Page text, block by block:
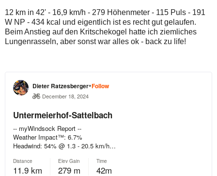
12 km in 42' - 16,9 km/h - 279 Höhenmeter - 115 Puls - 191
W NP - 434 kcal und eigentlich ist es recht gut gelaufen.
Beim Anstieg auf den Kritschekogel hatte ich ziemliches
Lungenrasseln, aber sonst war alles ok - back zu life!